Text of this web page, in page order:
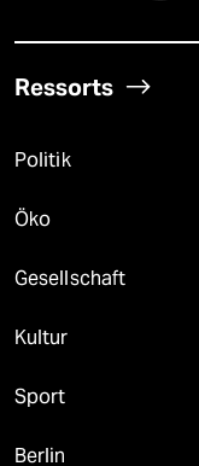
Ressorts
Politik
Öko
Gesellschaft
Kultur
Sport
Berlin